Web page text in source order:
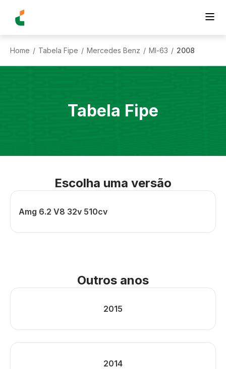
Home / Tabela Fipe / Mercedes Benz / Ml-63 / 2008
Tabela Fipe
Escolha uma versão
Amg 6.2 V8 32v 510cv
Outros anos
2015
2014